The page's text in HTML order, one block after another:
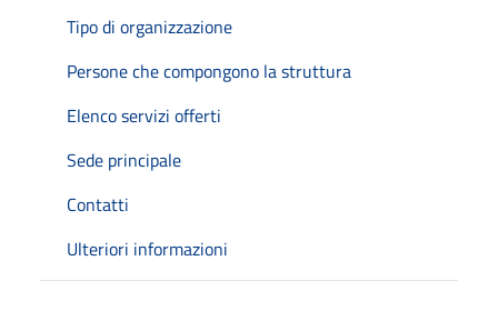
Tipo di organizzazione
Persone che compongono la struttura
Elenco servizi offerti
Sede principale
Contatti
Ulteriori informazioni